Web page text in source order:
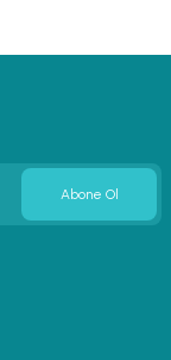
Abone Ol